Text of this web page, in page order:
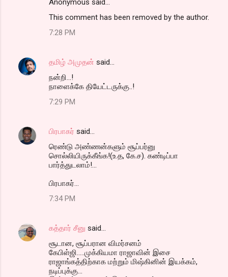
Anonymous said…
This comment has been removed by the author.
7:28 PM
தமிழ் அமுதன் said…
நன்றி...!
நாளைக்கே தியேட்டருக்கு..!
7:29 PM
பிரபாகர் said…
ரெண்டு அண்ணன்களும் சூப்பர்னு
சொல்லியிருக்கீங்க!(உ.த, கே.ச). கண்டிப்பா
பார்த்துடலாம்!...
பிரபாகர்...
7:34 PM
கத்தார் சீனு said…
சூடான, சூப்பரான விமர்சனம்
கேபிள்ஜி.....முக்கியமா ராஜாவின் இசை
ராஜாங்கத்திற்காக மற்றும் மிஷ்கினின் இயக்கம்,
நடிப்புக்கு...